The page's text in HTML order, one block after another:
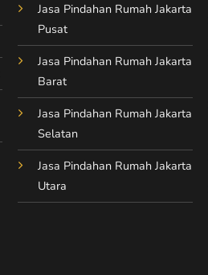
Jasa Pindahan Rumah Jakarta
Pusat
Jasa Pindahan Rumah Jakarta
Barat
Jasa Pindahan Rumah Jakarta
Selatan
Jasa Pindahan Rumah Jakarta
Utara